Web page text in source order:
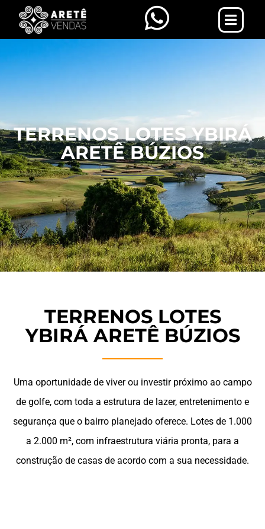
TERRENOS LOTES YBIRÁ
ARETÊ BÚZIOS
TERRENOS LOTES
YBIRÁ ARETÊ BÚZIOS
Uma oportunidade de viver ou investir próximo ao campo
de golfe, com toda a estrutura de lazer, entretenimento e
segurança que o bairro planejado oferece. Lotes de 1.000
a 2.000 m², com infraestrutura viária pronta, para a
construção de casas de acordo com a sua necessidade.